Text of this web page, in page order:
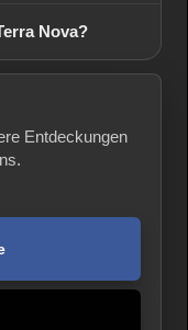
Nova?
Entdeckungen